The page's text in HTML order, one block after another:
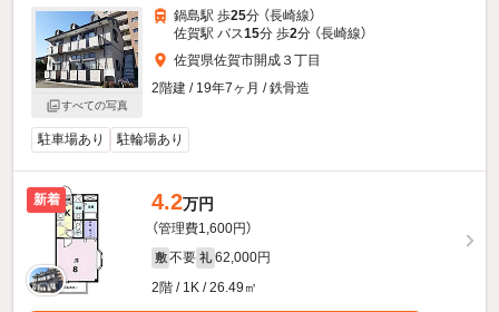
すべての写真
鍋島駅 歩25分 （長崎線）
佐賀駅 バス15分 歩2分 （長崎線）
佐賀県佐賀市開成３丁目
2階建 / 19年7ヶ月 / 鉄骨造
駐車場あり 駐輪場あり
新着 4.2万円
（管理費1,600円）
敷 不要 礼 62,000円
2階 / 1K / 26.49㎡